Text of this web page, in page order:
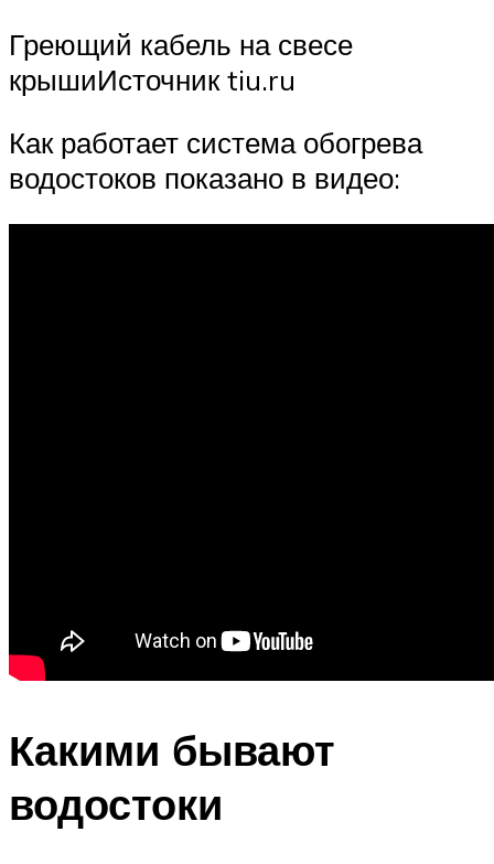
Греющий кабель на свесе
крышиИсточник tiu.ru
Как работает система обогрева
водостоков показано в видео:
Какими бывают
водостоки